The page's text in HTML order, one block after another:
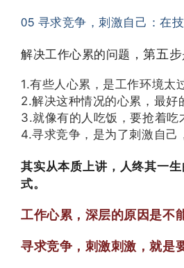
05 寻求竞争，刺激自己：在
解决工作心累的问题 ，第五
1.有些人心累，是工作环境太
2.解决这种情况的心累，最好
3.就像有的人吃饭，要抢着
4.寻求竞争，是为了刺激自己
其实从本质上讲，人终其一
式。
工作心累，深层的原因是不
寻求竞争，刺激刺激，就是